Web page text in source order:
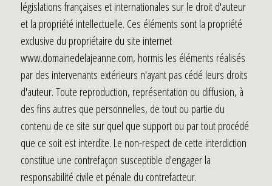
législations françaises et internationales sur le droit d'auteur
et la propriété intellectuelle. Ces éléments sont la propriété
exclusive du propriétaire du site internet
www.domainedelajeanne.com, hormis les éléments réalisés
par des intervenants extérieurs n'ayant pas cédé leurs droits
d'auteur. Toute reproduction, représentation ou diffusion, à
des fins autres que personnelles, de tout ou partie du
contenu de ce site sur quel que support ou par tout procédé
que ce soit est interdite. Le non-respect de cette interdiction
constitue une contrefaçon susceptible d'engager la
responsabilité civile et pénale du contrefacteur.